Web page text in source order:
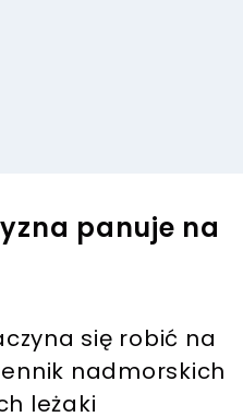
panuje na
się robić na
nadmorskich
leżaki